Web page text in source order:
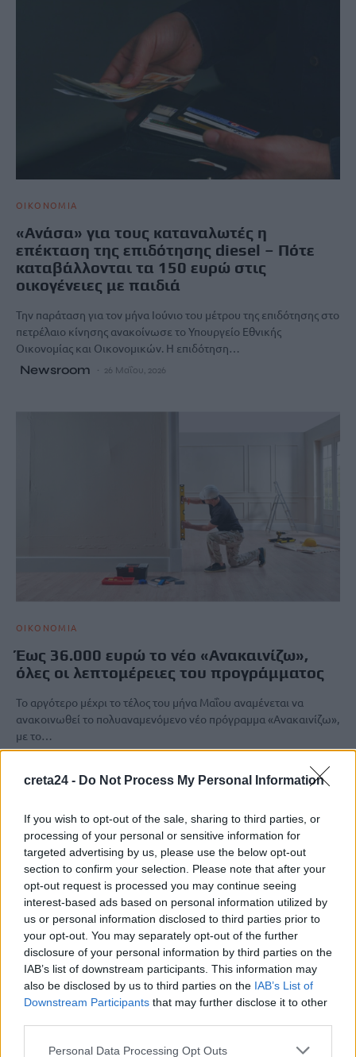
creta24 - Do Not Process My Personal Information
If you wish to opt-out of the sale, sharing to third parties, or
processing of your personal or sensitive information for
targeted advertising by us, please use the below opt-out
section to confirm your selection. Please note that after your
opt-out request is processed you may continue seeing
interest-based ads based on personal information utilized by
us or personal information disclosed to third parties prior to
your opt-out. You may separately opt-out of the further
disclosure of your personal information by third parties on the
IAB’s list of downstream participants. This information may
also be disclosed by us to third parties on the IAB’s List of
Downstream Participants that may further disclose it to other
Personal Data Processing Opt Outs
ΟΙΚΟΝΟΜΙΑ
«Ανάσα» για τους καταναλωτές η
επέκταση της επιδότησης diesel – Πότε
καταβάλλονται τα 150 ευρώ στις
οικογένειες με παιδιά
Την παράταση για τον μήνα Ιούνιο του μέτρου της επιδότησης στο
πετρέλαιο κίνησης ανακοίνωσε το Υπουργείο Εθνικής
Οικονομίας και Οικονομικών. Η επιδότηση…
Newsroom 26 Μαΐου, 2026
ΟΙΚΟΝΟΜΙΑ
Έως 36.000 ευρώ το νέο «Ανακαινίζω»,
όλες οι λεπτομέρειες του προγράμματος
Το αργότερο μέχρι το τέλος του μήνα Μαΐου αναμένεται να
ανακοινωθεί το πολυαναμενόμενο νέο πρόγραμμα «Ανακαινίζω»,
με το…